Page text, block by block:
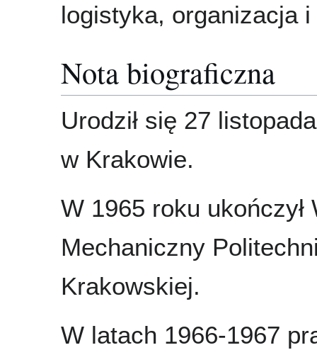
logistyka, organizacja
Nota biograficzna
Urodził się 27
w Krakowie.
W 1965 roku ukończył
Mechaniczny
Krakowskiej.
W latach 1966-1967